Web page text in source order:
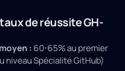
de réussite GH-
: 60-65% au premier
niveau Spécialité GitHub)